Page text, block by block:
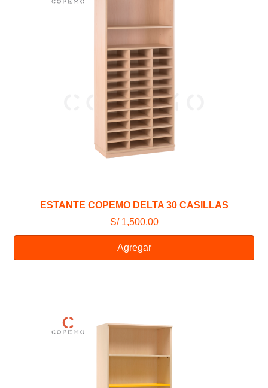
ESTANTE COPEMO DELTA 30 CASILLAS
S/ 1,500.00
Agregar